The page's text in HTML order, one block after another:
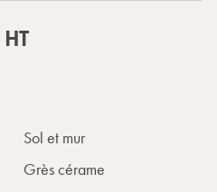
HT
Sol et mur
Grès cérame